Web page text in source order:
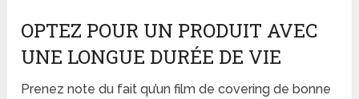
OPTEZ POUR UN PRODUIT AVEC
UNE LONGUE DURÉE DE VIE
Prenez note du fait qu’un film de covering de bonne